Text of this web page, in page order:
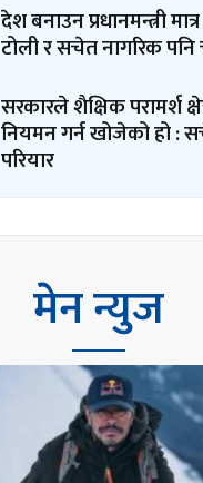
देश बनाउन प्रधानमन्त्री
टोली र सचेत नागरिक पनि
सरकारले शैक्षिक परामर्श
नियमन गर्न खोजेको हो :
परियार
मेन न्युज